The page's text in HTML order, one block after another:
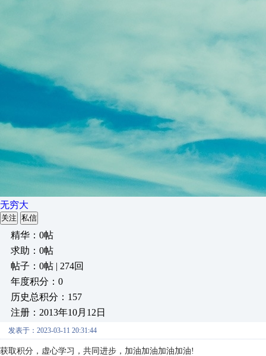
无穷大
关注 私信
精华：0帖
求助：0帖
帖子：0帖 | 274回
年度积分：0
历史总积分：157
注册：2013年10月12日
发表于：2023-03-11 20:31:44
获取积分，虚心学习，共同进步，加油加油加油加油!